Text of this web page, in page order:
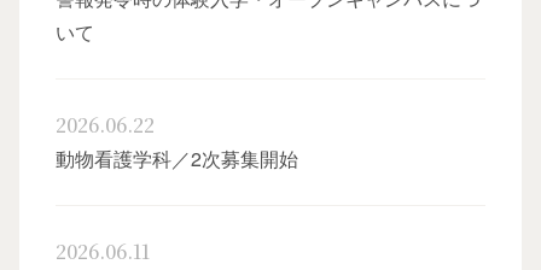
いて
2026.06.22
動物看護学科／2次募集開始
2026.06.11